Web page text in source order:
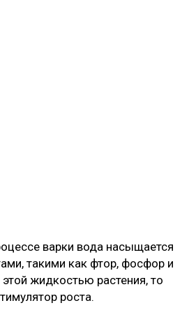
варки вода насыщается
такими как фтор, фосфор и
жидкостью растения, то
роста.